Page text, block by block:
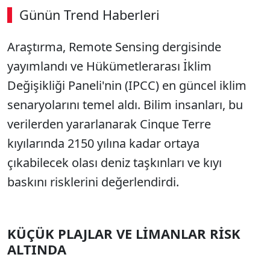
Günün Trend Haberleri
00:02 / 08:15
Araştırma, Remote Sensing dergisinde
yayımlandı ve Hükümetlerarası İklim
Değişikliği Paneli'nin (IPCC) en güncel iklim
senaryolarını temel aldı. Bilim insanları, bu
verilerden yararlanarak Cinque Terre
kıyılarında 2150 yılına kadar ortaya
çıkabilecek olası deniz taşkınları ve kıyı
baskını risklerini değerlendirdi.
KÜÇÜK PLAJLAR VE LİMANLAR RİSK
ALTINDA